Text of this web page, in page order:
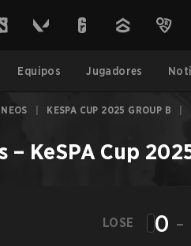
Equipos Jugadores
KESPA CUP 2025 GROUP B
– KeSPA Cup
LOSE 0 -